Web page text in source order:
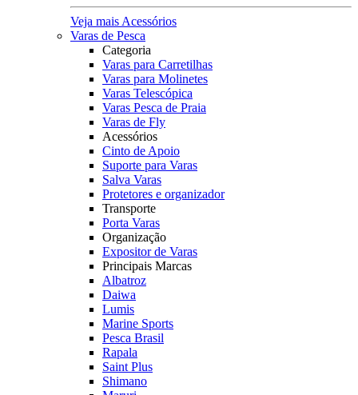
Veja mais Acessórios
Varas de Pesca
Categoria
Varas para Carretilhas
Varas para Molinetes
Varas Telescópica
Varas Pesca de Praia
Varas de Fly
Acessórios
Cinto de Apoio
Suporte para Varas
Salva Varas
Protetores e organizador
Transporte
Porta Varas
Organização
Expositor de Varas
Principais Marcas
Albatroz
Daiwa
Lumis
Marine Sports
Pesca Brasil
Rapala
Saint Plus
Shimano